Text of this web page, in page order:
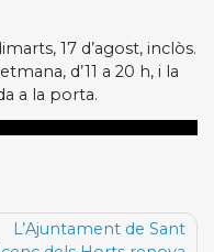
17 d’agost, inclòs.
d’11 a 20 h, i la
a la porta.
L’Ajuntament de Sant